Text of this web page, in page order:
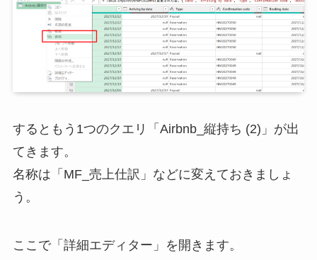
するともう1つのクエリ「Airbnb_縦持ち (2)」が出
てきます。
名称は「MF_売上仕訳」などに変えておきましょ
う。
ここで「詳細エディター」を開きます。